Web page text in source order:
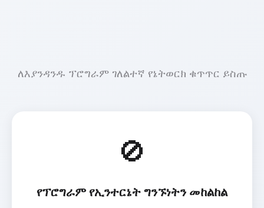
ለእያንዳንዱ ፕሮግራም ገለልተኛ የኔትወርክ ቁጥጥር ይስጡ
🚫
የፕሮግራም የኢንተርኔት ግንኙነትን መከልከል